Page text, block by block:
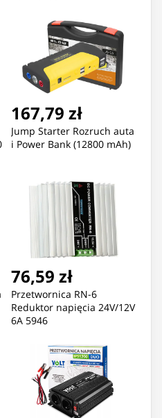
167,79 zł
Jump Starter Rozruch auta
i Power Bank (12800 mAh)
76,59 zł
Przetwornica RN-6
Reduktor napięcia 24V/12V
6A 5946